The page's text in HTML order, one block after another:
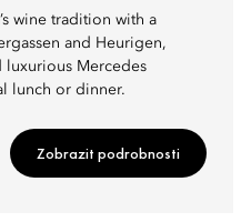
wine tradition with a
and Heurigen,
luxurious Mercedes
lunch or dinner.
Zobrazit podrobnosti